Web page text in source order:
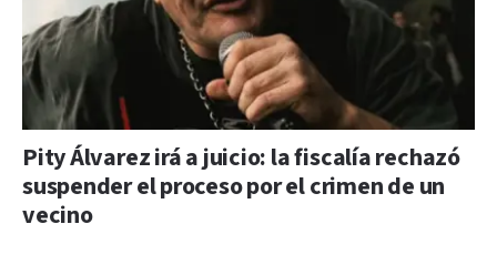
Pity Álvarez irá a juicio: la fiscalía rechazó
suspender el proceso por el crimen de un
vecino